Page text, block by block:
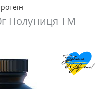
Полуниця ТМ